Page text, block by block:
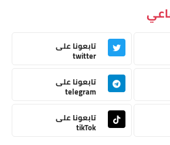
تابعونا على
twitter
تابعونا على
telegram
تابعونا على
tikTok